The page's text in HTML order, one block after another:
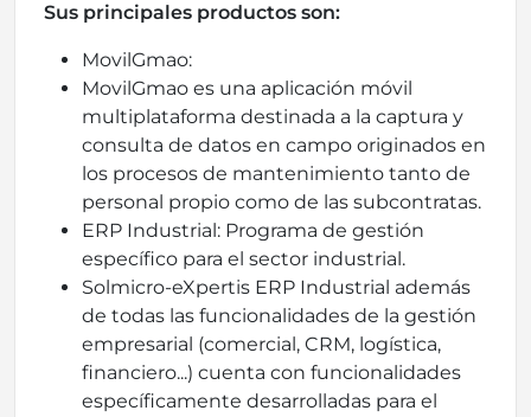
Sus principales productos son:
MovilGmao:
MovilGmao es una aplicación móvil
multiplataforma destinada a la captura y
consulta de datos en campo originados en
los procesos de mantenimiento tanto de
personal propio como de las subcontratas.
ERP Industrial: Programa de gestión
específico para el sector industrial.
Solmicro-eXpertis ERP Industrial además
de todas las funcionalidades de la gestión
empresarial (comercial, CRM, logística,
financiero...) cuenta con funcionalidades
específicamente desarrolladas para el